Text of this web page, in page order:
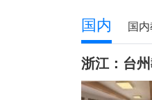
国内 国
浙江：台